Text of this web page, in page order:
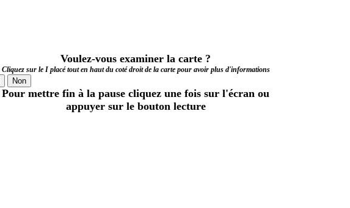
Voulez-vous examiner la carte ?
Cliquez sur le I placé tout en haut du coté droit de la carte pour avoir plus d'informations
Non
Pour mettre fin à la pause cliquez une fois sur l'écran ou
appuyer sur le bouton lecture